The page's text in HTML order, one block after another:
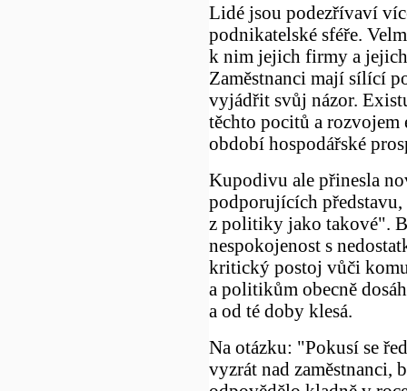
Lidé jsou podezřívaví
podnikatelské sféře.
k nim jejich firmy a
Zaměstnanci mají sílící
vyjádřit svůj názor.
těchto pocitů a
období hospodářské
Kupodivu ale přinesla
podporujících
z politiky jako takové".
nespokojenost s
kritický postoj vůči
a politikům obecně
a od té doby klesá.
Na otázku: "Pokusí se
vyzrát nad